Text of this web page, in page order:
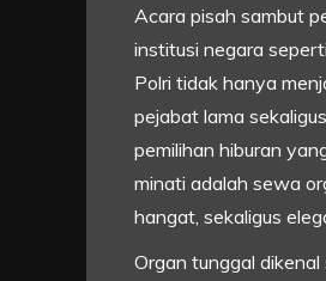
Acara pisah sambut
institusi negara
Polri tidak hanya
pejabat lama
pemilihan hiburan
minati adalah sewa
hangat, sekaligus
Organ tunggal